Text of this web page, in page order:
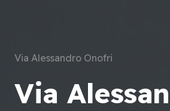
Via Alessandro Onofri
Via